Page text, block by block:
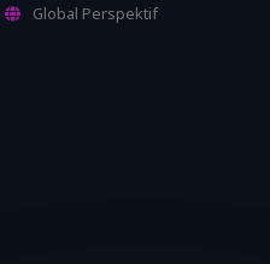
Global Perspektif